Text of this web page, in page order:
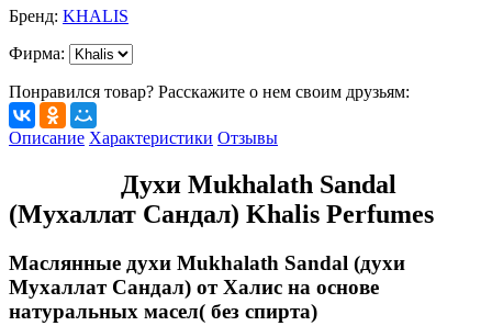
Бренд: KHALIS
Фирма:
Понравился товар? Расскажите о нем своим друзьям:
Описание Характеристики Отзывы
Духи Mukhalath Sandal
(Мухаллат Сандал) Khalis Perfumes
Маслянные духи Mukhalath Sandal (духи
Мухаллат Сандал) от Халис на основе
натуральных масел( без спирта)